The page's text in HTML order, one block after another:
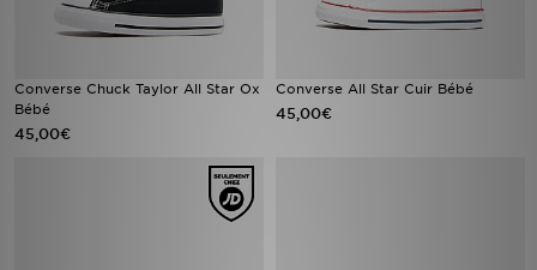
Converse Chuck Taylor All Star Ox
Bébé
45,00€
Converse All Star Cuir Bébé
45,00€